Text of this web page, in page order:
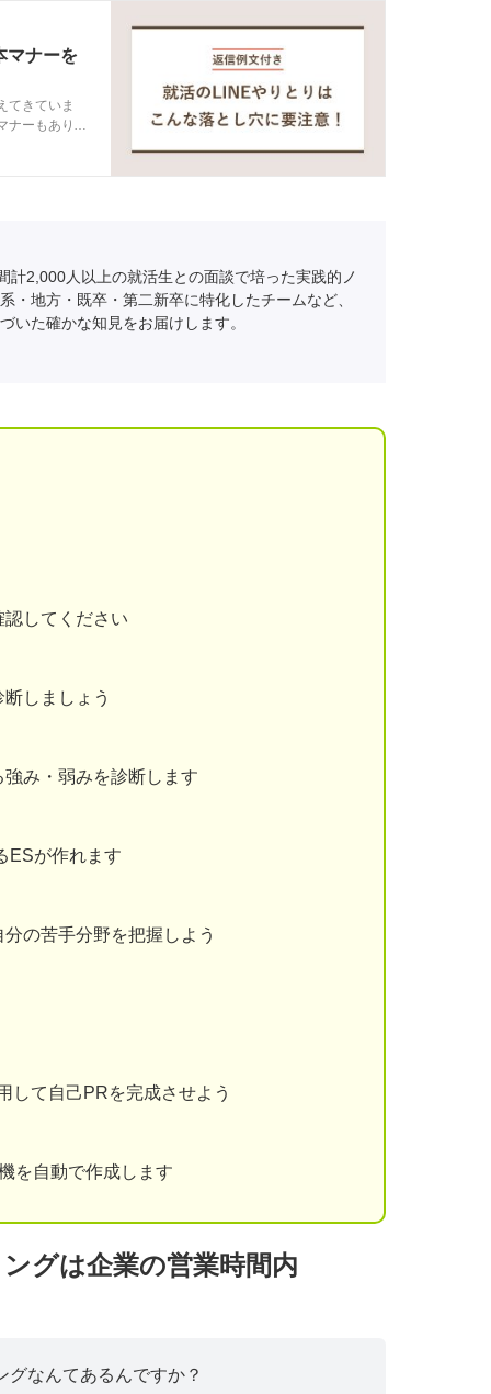
マナーを
てきていま
ーもありま
2,000人以上の就活生との面談で培った実践的ノ
・地方・既卒・第二新卒に特化したチームなど、
いた確かな知見をお届けします。
してください
しましょう
み・弱みを診断します
ESが作れます
の苦手分野を把握しよう
して自己PRを完成させよう
を自動で作成します
グは企業の営業時間内
グなんてあるんですか？